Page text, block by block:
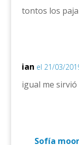
tontos los
ian el 21/03/
igual me
Sofía